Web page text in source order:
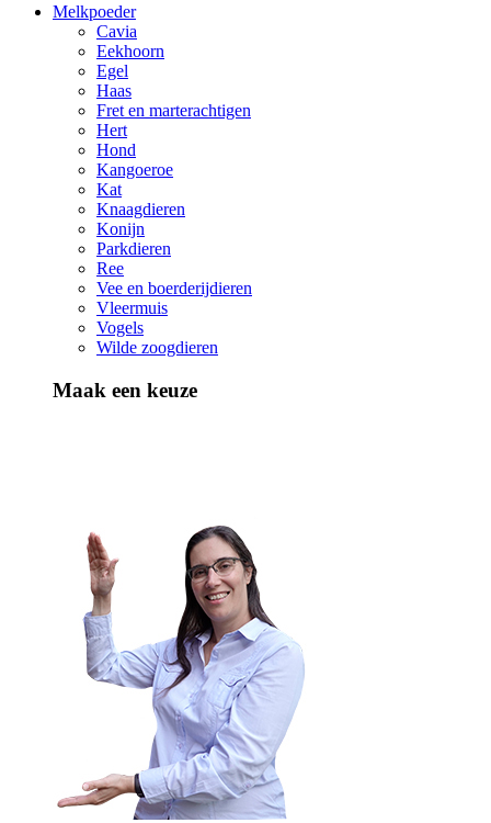
Melkpoeder
Cavia
Eekhoorn
Egel
Haas
Fret en marterachtigen
Hert
Hond
Kangoeroe
Kat
Knaagdieren
Konijn
Parkdieren
Ree
Vee en boerderijdieren
Vleermuis
Vogels
Wilde zoogdieren
Maak een keuze